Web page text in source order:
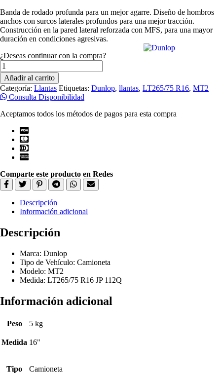
Banda de rodado profunda para un mejor agarre. Diseño de hombros
anchos con surcos laterales profundos para una mejor tracción.
Construcción en la pared lateral reforzada con MFS, para una mayor
duración en condiciones agresivas.
¿Deseas continuar con la compra?
Llantas
Dunlop
MT2
LT265/75R16
cantidad
Añadir al carrito
Categoría: Llantas Etiquetas: Dunlop, llantas, LT265/75 R16, MT2
Consulta Disponibilidad
Aceptamos todos los métodos de pagos para esta compra
Comparte este producto en Redes
Descripción
Información adicional
Descripción
Marca: Dunlop
Tipo de Vehículo: Camioneta
Modelo: MT2
Medida: LT265/75 R16 JP 112Q
Información adicional
Peso 5 kg
Medida 16"
Tipo Camioneta